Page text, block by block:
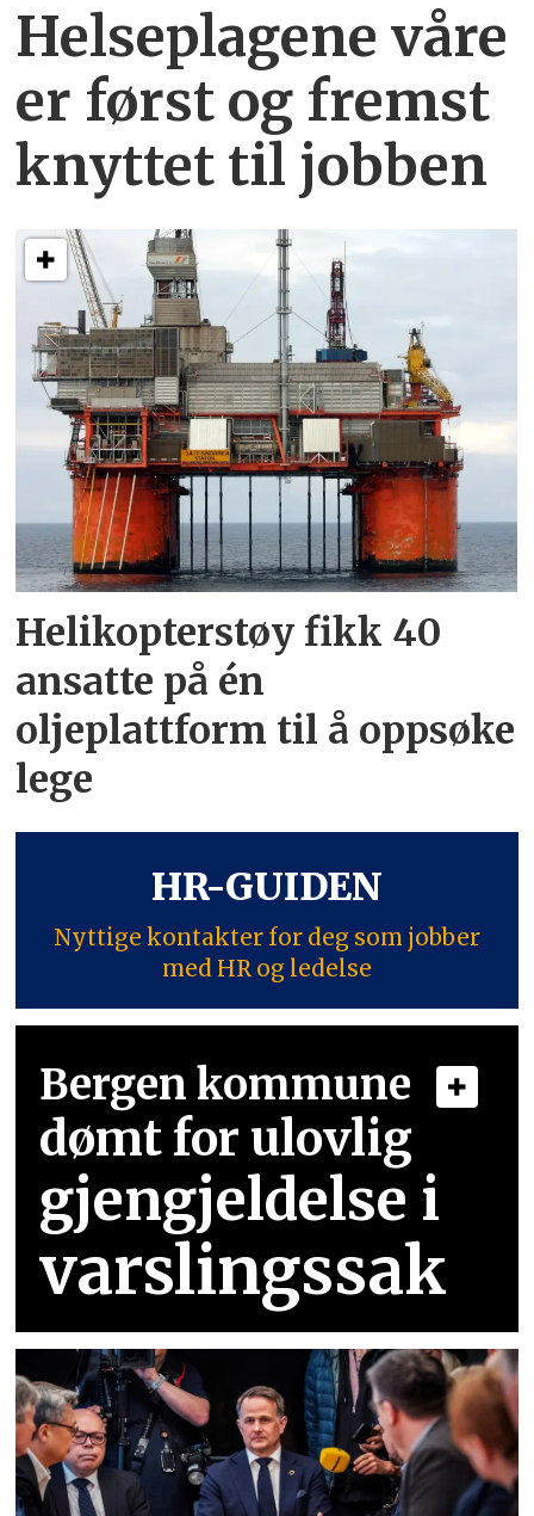
Helseplagene våre
er først og fremst
knyttet til jobben
Helikopterstøy fikk 40
ansatte på én
oljeplattform til å oppsøke
lege
HR-GUIDEN
Nyttige kontakter for deg som jobber
med HR og ledelse
Bergen kommune
dømt for ulovlig
gjengjeldelse i
varslingssak